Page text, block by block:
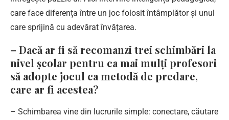
care face diferența între un joc folosit întâmplător și unul
care sprijină cu adevărat învățarea.
– Dacă ar fi să recomanzi trei schimbări la
nivel școlar pentru ca mai mulți profesori
să adopte jocul ca metodă de predare,
care ar fi acestea?
– Schimbarea vine din lucrurile simple: conectare, căutare